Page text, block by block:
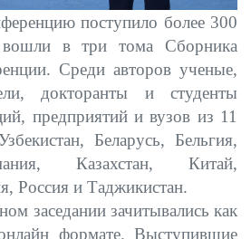
поступило более 300
вошли в три тома Сборника
Среди авторов ученые,
докторанты и студенты
предприятий и вузов из 11
Беларусь, Бельгия,
Казахстан, Китай,
Россия и Таджикистан.
заседании зачитывались как
формате. Выступившие